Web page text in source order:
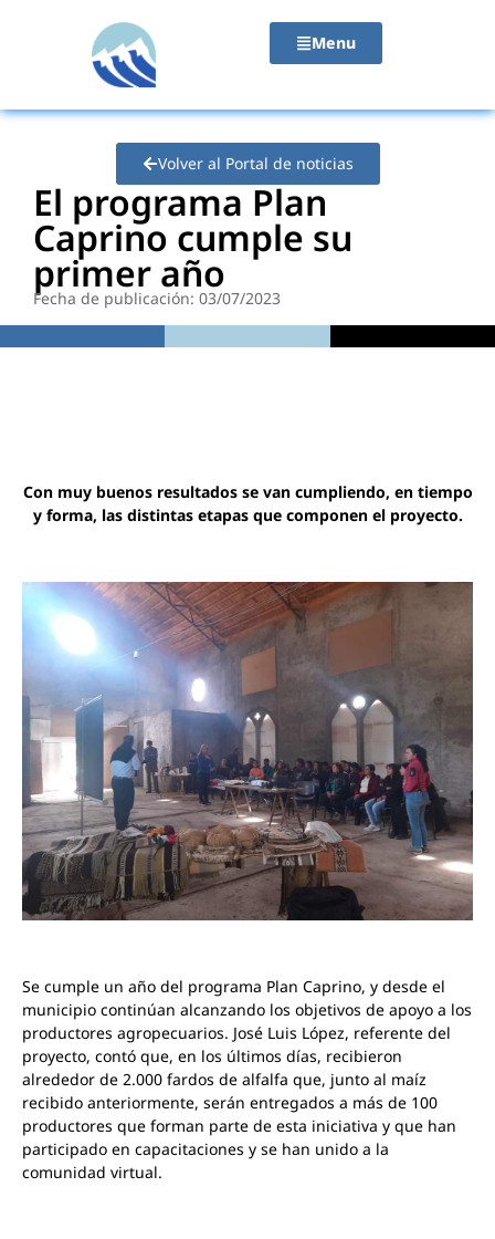
Menu
Volver al Portal de noticias
El programa Plan
Caprino cumple su
primer año
Fecha de publicación: 03/07/2023
Con muy buenos resultados se van cumpliendo, en tiempo
y forma, las distintas etapas que componen el proyecto.
Se cumple un año del programa Plan Caprino, y desde el
municipio continúan alcanzando los objetivos de apoyo a los
productores agropecuarios. José Luis López, referente del
proyecto, contó que, en los últimos días, recibieron
alrededor de 2.000 fardos de alfalfa que, junto al maíz
recibido anteriormente, serán entregados a más de 100
productores que forman parte de esta iniciativa y que han
participado en capacitaciones y se han unido a la
comunidad virtual.